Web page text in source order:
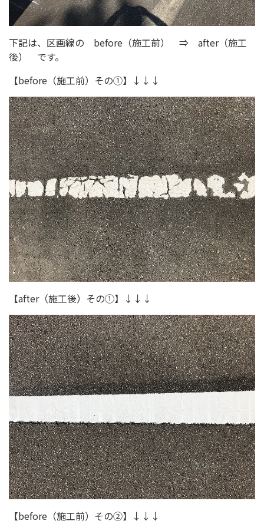
下記は、区画線の before（施工前） ⇒ after（施工
後） です。
【before（施工前）その①】↓↓↓
【after（施工後）その①】↓↓↓
【before（施工前）その②】↓↓↓